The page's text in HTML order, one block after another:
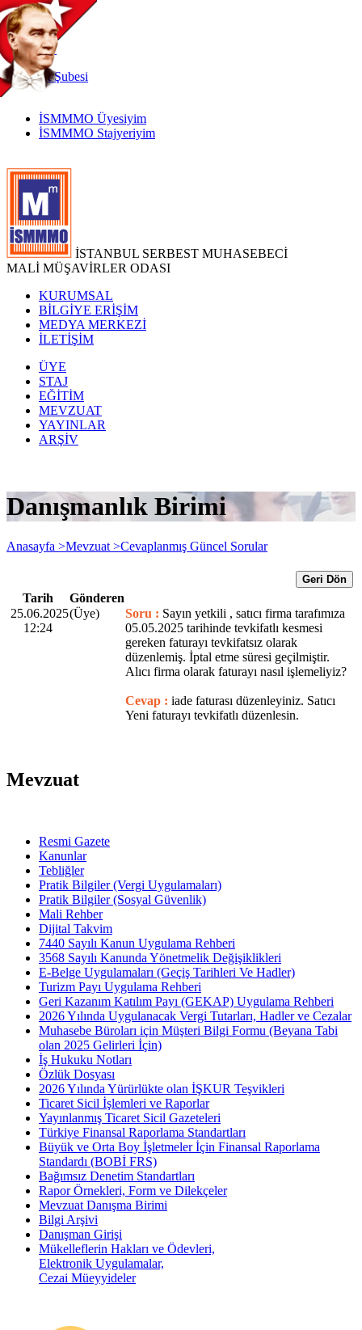
TR
|
EN
İnternetŞubesi
İSMMMO Üyesiyim
İSMMMO Stajyeriyim
İSTANBUL SERBEST MUHASEBECİ
MALİ MÜŞAVİRLER ODASI
KURUMSAL
BİLGİYE ERİŞİM
MEDYA MERKEZİ
İLETİŞİM
ÜYE
STAJ
EĞİTİM
MEVZUAT
YAYINLAR
ARŞİV
Danışmanlık Birimi
Anasayfa >Mevzuat >Cevaplanmış Güncel Sorular
Geri Dön
Tarih
Gönderen
25.06.2025
12:24
(Üye) Soru : Sayın yetkili , satıcı firma tarafımıza
05.05.2025 tarihinde tevkifatlı kesmesi
gereken faturayı tevkifatsız olarak
düzenlemiş. İptal etme süresi geçilmiştir.
Alıcı firma olarak faturayı nasıl işlemeliyiz?
Cevap : iade faturası düzenleyiniz. Satıcı
Yeni faturayı tevkifatlı düzenlesin.
Mevzuat
Resmi Gazete
Kanunlar
Tebliğler
Pratik Bilgiler (Vergi Uygulamaları)
Pratik Bilgiler (Sosyal Güvenlik)
Mali Rehber
Dijital Takvim
7440 Sayılı Kanun Uygulama Rehberi
3568 Sayılı Kanunda Yönetmelik Değişiklikleri
E-Belge Uygulamaları (Geçiş Tarihleri Ve Hadler)
Turizm Payı Uygulama Rehberi
Geri Kazanım Katılım Payı (GEKAP) Uygulama Rehberi
2026 Yılında Uygulanacak Vergi Tutarları, Hadler ve Cezalar
Muhasebe Büroları için Müşteri Bilgi Formu (Beyana Tabi
olan 2025 Gelirleri İçin)
İş Hukuku Notları
Özlük Dosyası
2026 Yılında Yürürlükte olan İŞKUR Teşvikleri
Ticaret Sicil İşlemleri ve Raporlar
Yayınlanmış Ticaret Sicil Gazeteleri
Türkiye Finansal Raporlama Standartları
Büyük ve Orta Boy İşletmeler İçin Finansal Raporlama
Standardı (BOBİ FRS)
Bağımsız Denetim Standartları
Rapor Örnekleri, Form ve Dilekçeler
Mevzuat Danışma Birimi
Bilgi Arşivi
Danışman Girişi
Mükelleflerin Hakları ve Ödevleri,
Elektronik Uygulamalar,
Cezai Müeyyideler